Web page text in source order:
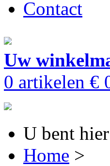
Contact
Uw
0 artikelen €
U bent
Home >